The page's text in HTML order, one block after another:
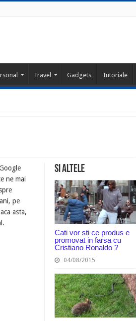
Travel Gadgets Tutoriale
Si altele
Cati vor sti ce produs e
promovat in farsa cu
Cristiano Ronaldo ?
04/08/2015
ne mai
pe
asta,